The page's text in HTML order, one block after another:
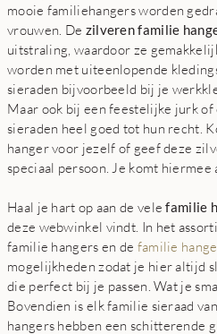
mooie familiehangers worden
vrouwen. De zilveren familie
uitstraling, waardoor ze
worden met uiteenlopende
sieraden bijvoorbeeld bij je
Maar ook bij een feestelijke jurk of
sieraden heel goed tot hun recht.
hanger voor jezelf of geef deze
speciaal persoon. Je komt hiermee
Haal je hart op aan de velefamilie
deze webwinkel vindt. In het
familie hangers en de familie
mogelijkheden zodat je hier altijd
die perfect bij je passen. Wat je
Bovendien is elk familie sieraad
hangers hebben een schitterende